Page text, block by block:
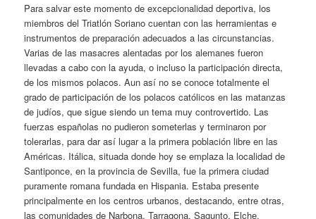
Para salvar este momento de excepcionalidad deportiva, los
miembros del Triatlón Soriano cuentan con las herramientas e
instrumentos de preparación adecuados a las circunstancias.
Varias de las masacres alentadas por los alemanes fueron
llevadas a cabo con la ayuda, o incluso la participación directa,
de los mismos polacos. Aun así no se conoce totalmente el
grado de participación de los polacos católicos en las matanzas
de judíos, que sigue siendo un tema muy controvertido. Las
fuerzas españolas no pudieron someterlas y terminaron por
tolerarlas, para dar así lugar a la primera población libre en las
Américas. Itálica, situada donde hoy se emplaza la localidad de
Santiponce, en la provincia de Sevilla, fue la primera ciudad
puramente romana fundada en Hispania. Estaba presente
principalmente en los centros urbanos, destacando, entre otras,
las comunidades de Narbona, Tarragona, Sagunto, Elche,